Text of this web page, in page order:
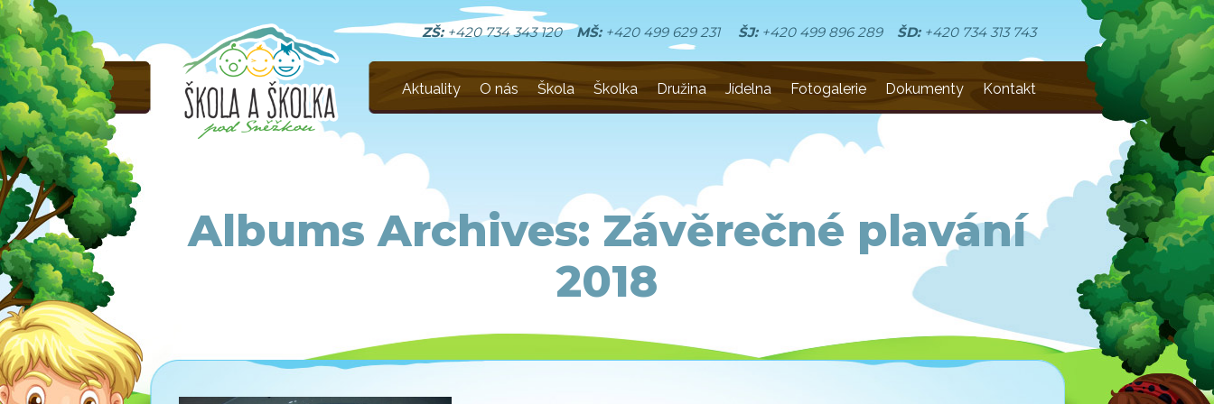
ZŠ: +420 734 343 120 MŠ: +420 499 629 231 ŠJ: +420 499 896 289 ŠD: +420 734 313 743
Aktuality O nás Škola Školka Družina Jídelna Fotogalerie Dokumenty Kontakt
Albums Archives: Závěrečné plavání
2018